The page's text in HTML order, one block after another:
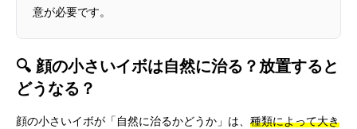
意が必要です。
🔍 顔の小さいイボは自然に治る？放置すると
どうなる？
顔の小さいイボが「自然に治るかどうか」は、 種類によって大き